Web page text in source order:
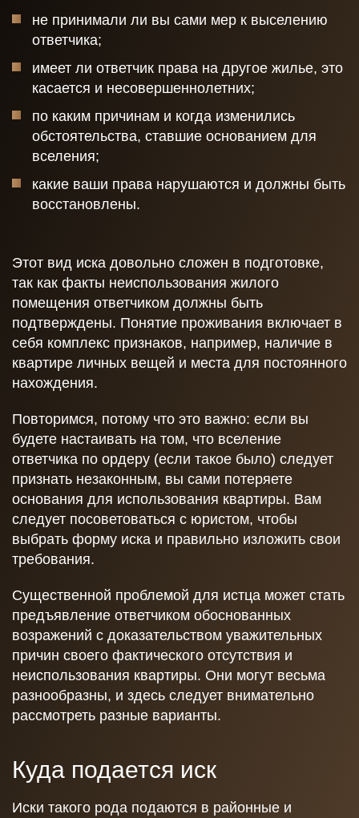
не принимали ли вы сами мер к выселению
ответчика;
имеет ли ответчик права на другое жилье, это
касается и несовершеннолетних;
по каким причинам и когда изменились
обстоятельства, ставшие основанием для
вселения;
какие ваши права нарушаются и должны быть
восстановлены.
Этот вид иска довольно сложен в подготовке,
так как факты неиспользования жилого
помещения ответчиком должны быть
подтверждены. Понятие проживания включает в
себя комплекс признаков, например, наличие в
квартире личных вещей и места для постоянного
нахождения.
Повторимся, потому что это важно: если вы
будете настаивать на том, что вселение
ответчика по ордеру (если такое было) следует
признать незаконным, вы сами потеряете
основания для использования квартиры. Вам
следует посоветоваться с юристом, чтобы
выбрать форму иска и правильно изложить свои
требования.
Существенной проблемой для истца может стать
предъявление ответчиком обоснованных
возражений с доказательством уважительных
причин своего фактического отсутствия и
неиспользования квартиры. Они могут весьма
разнообразны, и здесь следует внимательно
рассмотреть разные варианты.
Куда подается иск
Иски такого рода подаются в районные и